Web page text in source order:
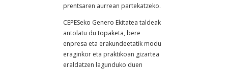
prentsaren aurrean partekatzeko.
CEPESeko Genero Ekitatea taldeak
antolatu du topaketa, bere
enpresa eta erakundeetatik modu
eraginkor eta praktikoan gizartea
eraldatzen lagunduko duen